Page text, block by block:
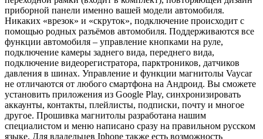
приборной панели именно вашей модели автомобиля.
Никаких «врезок» и «скруток», подключение происходит с
помощью родных разъёмов автомобиля. Поддерживаются все
функции автомобиля – управление кнопками на руле,
подключение камеры заднего вида, переднего вида,
подключение видеорегистратора, парктроников, датчиков
давления в шинах. Управление и функции магнитолы Vaycar
не отличаются от любого смартфона на Андроид. Вы сможете
установить приложения из Google Play, синхронизировать
аккаунты, контакты, плейлисты, подписки, почту и многое
другое. Прошивка магнитолы разработана нашим
специалистом и меню написано сразу на правильном русском
языке. Для владельцев Iphone также есть возможность